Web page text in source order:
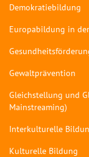
Demokratiebildung
Europabildung in
Gewaltprävention
Gleichstellung und
Mainstreaming)
Interkulturelle
Kulturelle Bildung